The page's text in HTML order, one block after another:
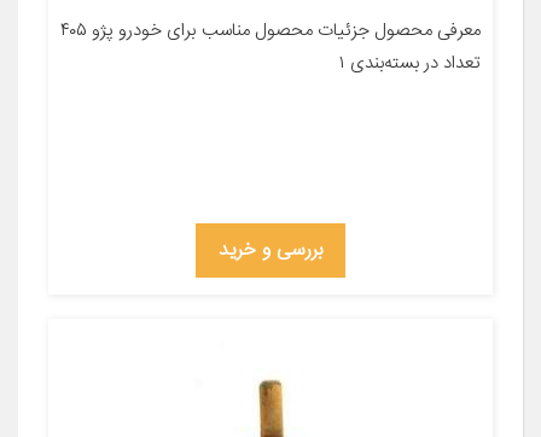
معرفی محصول جزئیات محصول مناسب برای خودرو پژو ۴۰۵
تعداد در بسته‌بندی ۱
بررسی و خرید